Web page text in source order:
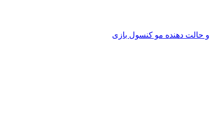
و حالت دهنده مو کنسول بازی